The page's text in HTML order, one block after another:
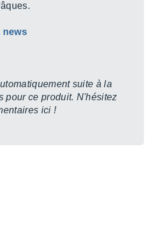
news
suite à la
pour ce produit. N'hésitez
ici !